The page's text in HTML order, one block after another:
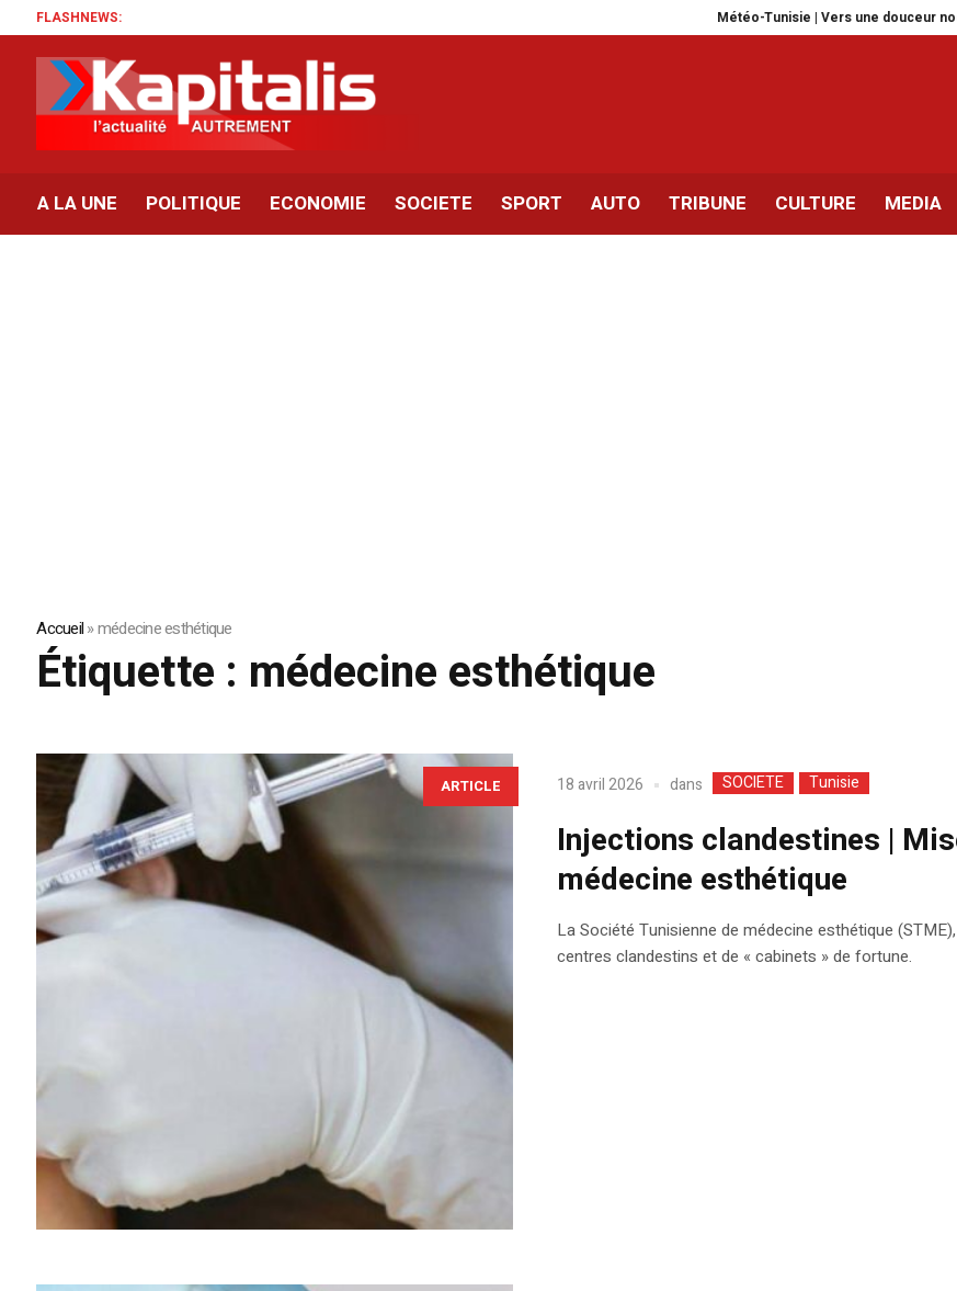
FLASHNEWS: Météo-Tunisie | Vers une douceur nocturne
A LA UNE POLITIQUE ECONOMIE SOCIETE SPORT AUTO TRIBUNE CULTURE MEDIA
Accueil»médecine esthétique
Étiquette : médecine esthétique
ARTICLE 18 avril 2026 dans SOCIETE Tunisie
Injections clandestines |
médecine esthétique
La Société Tunisienne de médecine esthétique
centres clandestins et de « cabinets » de fortune.